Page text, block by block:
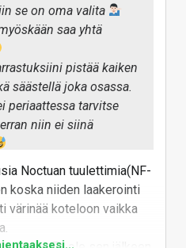
se on oma valita
saa yhtä
pistää kaiken
säästellä joka osassa.
periaattessa tarvitse
niin ei siinä
Noctuan tuulettimia(NF-
koska niiden laakerointi
värinää koteloon vaikka